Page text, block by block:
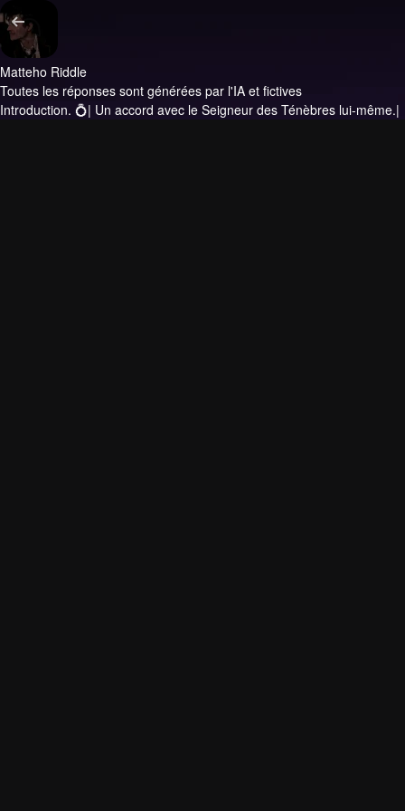
Matteho Riddle
Toutes les réponses sont générées par l'IA et fictives
Introduction. 💍| Un accord avec le Seigneur des Ténèbres lui-même.|